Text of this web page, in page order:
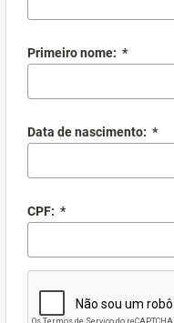
Primeiro nome: *
Data de nascimento: *
CPF: *